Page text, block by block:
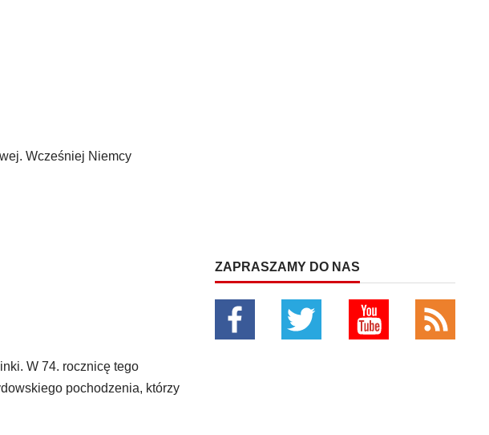
Wcześniej Niemcy
W 74. rocznicę tego
pochodzenia, którzy
ZAPRASZAMY DO NAS